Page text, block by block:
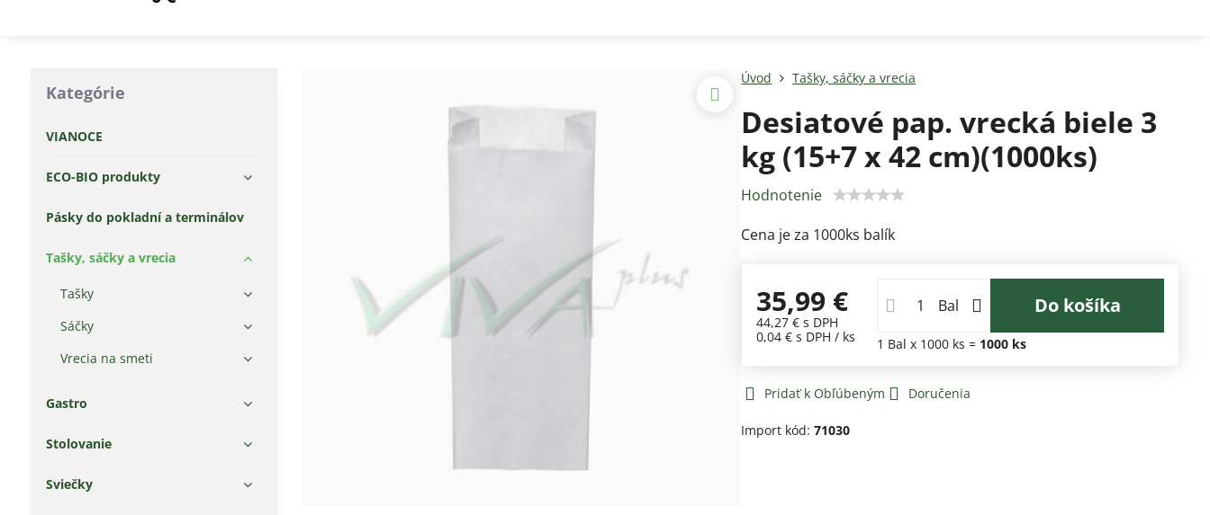
Úvod Tašky, sáčky a vrecia
Desiatové pap. vrecká biele 3
kg (15+7 x 42 cm)(1000ks)
Hodnotenie
Cena je za 1000ks balík
35,99 €
44,27 €s DPH
0,04 € s DPH / ks
Bal Do košíka
1 Bal x 1000 ks = 1000ks
Pridať k Obľúbeným Doručenia
Import kód:71030
Kategórie
VIANOCE
ECO-BIO produkty
Pásky do pokladní a terminálov
Tašky, sáčky a vrecia
Tašky
Sáčky
Vrecia na smeti
Gastro
Stolovanie
Sviečky